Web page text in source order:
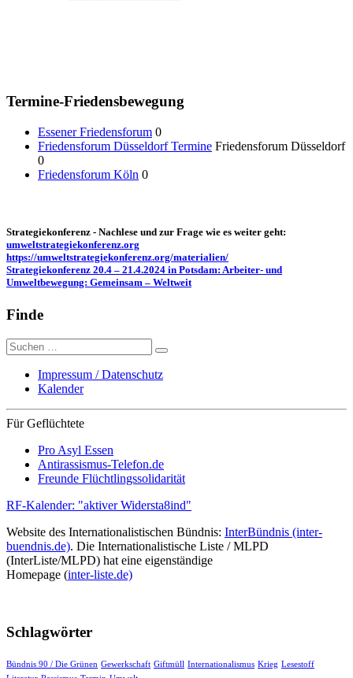
Termine-Friedensbewegung
Essener Friedensforum 0
Friedensforum Düsseldorf Termine Friedensforum Düsseldorf
0
Friedensforum Köln 0
Strategiekonferenz - Nachlese und zur Frage wie es weiter geht:
umweltstrategiekonferenz.org
https://umweltstrategiekonferenz.org/materialien/
Strategiekonferenz 20.4 – 21.4.2024 in Potsdam: Arbeiter- und
Umweltbewegung: Gemeinsam – Weltweit
Finde
Suche
nach:
Impressum / Datenschutz
Kalender
Für Geflüchtete
Pro Asyl Essen
Antirassismus-Telefon.de
Freunde Flüchtlingssolidarität
RF-Kalender: "aktiver Widersta8ind"
Website des Internationalistischen Bündnis: InterBündnis (inter-
buendnis.de). Die Internationalistische Liste / MLPD
(InterListe/MLPD) hat eine eigenständige
Homepage (inter-liste.de)
Schlagwörter
Bündnis 90 / Die Grünen Gewerkschaft Giftmüll Internationalismus Krieg Lesestoff